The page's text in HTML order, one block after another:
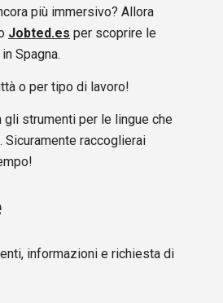
più immersivo? Allora
Jobted.es per scoprire le
Spagna.
o per tipo di lavoro!
strumenti per le lingue che
raccoglierai
informazioni e richiesta di